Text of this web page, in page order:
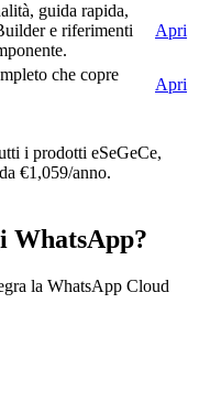
guida rapida,
e riferimenti
Apri
che copre
Apri
i prodotti eSeGeCe,
€1,059/anno.
WhatsApp?
la WhatsApp Cloud